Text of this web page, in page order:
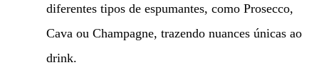
diferentes tipos de espumantes, como Prosecco,
Cava ou Champagne, trazendo nuances únicas ao
drink.